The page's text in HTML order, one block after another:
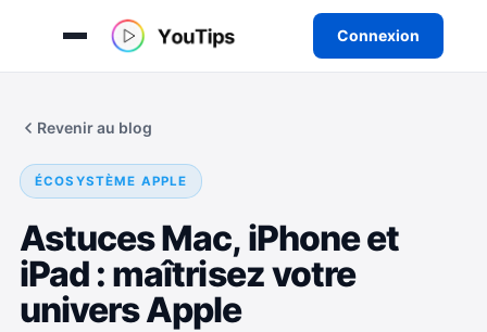
Connexion
Revenir au blog
ÉCOSYSTÈME APPLE
Astuces Mac, iPhone et
iPad : maîtrisez votre
univers Apple